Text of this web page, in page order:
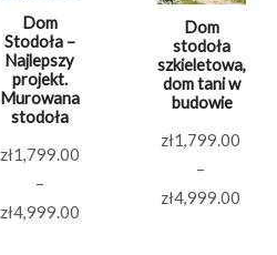
Dom
Stodoła –
Najlepszy
projekt.
Murowana
stodoła
zł1,799.00
–
zł4,999.00Zakres
Dom
stodoła
szkieletowa,
dom tani w
budowie
zł1,799.00
–
zł4,999.00